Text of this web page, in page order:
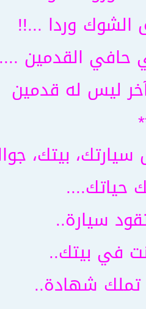
الشوك وردا ...!!
حافي القدمين ....
ليس له قدمين
بيتك،
حياتك....
سيارة..
في بيتك..
شهادة..